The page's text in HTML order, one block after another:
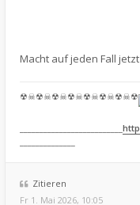
Macht auf jeden Fall
☢☠☢☠☢☠☢☠☢☠☢☠☢☠☢
Zitieren
Fr 1. Mai 2026, 10:05